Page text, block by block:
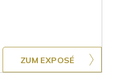
ZUM EXPOSÉ